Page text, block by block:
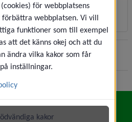
07-30 Dela
för webbplatsens
webbplatsen. Vi vill
funktioner som till exempel
att det känns okej och att du
ändra vilka kakor som får
inställningar.
kakor